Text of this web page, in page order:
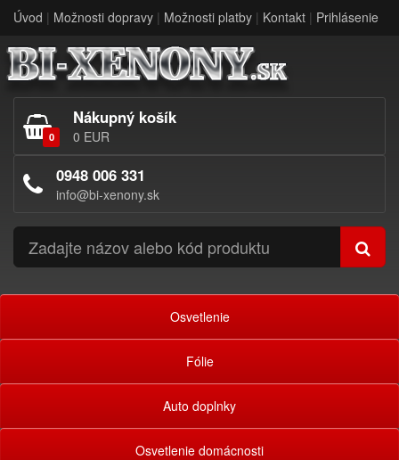
Úvod | Možnosti dopravy | Možnosti platby | Kontakt | Prihlásenie
0
Nákupný košík
0 EUR
0948 006 331
info@bi-xenony.sk
Osvetlenie
Fólie
Auto doplnky
Osvetlenie domácnosti